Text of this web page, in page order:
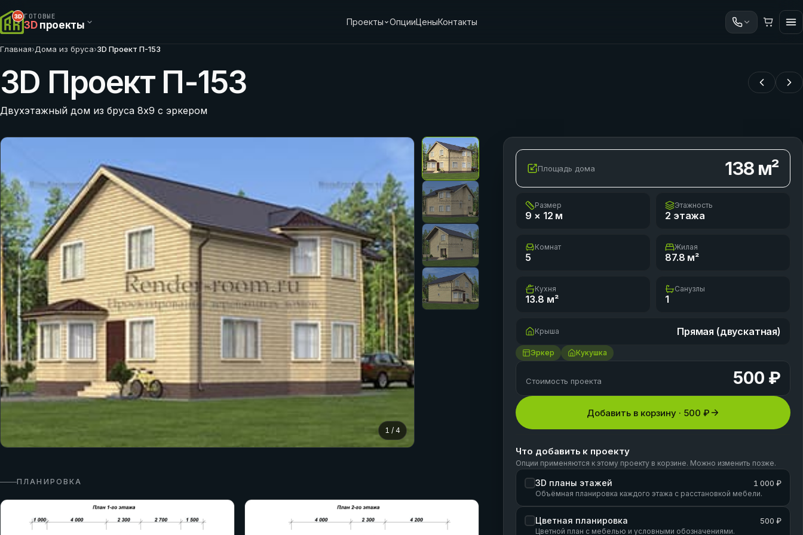
ГОТОВЫЕ
3Dпроекты Проекты ОпцииЦеныКонтакты
Главная›Дома из бруса›3D Проект П-153
3D Проект П-153
Двухэтажный дом из бруса 8х9 с эркером
1 /4
ПЛАНИРОВКА
Площадь дома 138м²
Размер
9 × 12 м
Этажность
2 этажа
Комнат
5
Жилая
87.8 м²
Кухня
13.8 м²
Санузлы
1
Крыша Прямая (двускатная)
Эркер Кукушка
Стоимость проекта 500 ₽
Добавить в корзину · 500 ₽
Что добавить к проекту
Опции применяются к этому проекту в корзине. Можно изменить позже.
3D планы этажей 1 000 ₽
Объёмная планировка каждого этажа с расстановкой мебели.
Цветная планировка 500 ₽
Цветной план с мебелью и условными обозначениями.